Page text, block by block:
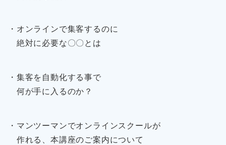
・オンラインで集客するのに
絶対に必要な〇〇とは
・集客を自動化する事で
何が手に入るのか？
・マンツーマンでオンラインスクールが
作れる、本講座のご案内について